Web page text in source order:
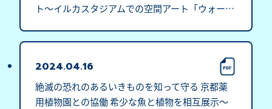
ト～イルカスタジアムでの空間アート「ウォータ
2024.04.16
絶滅の恐れのあるいきものを知って守る 京都薬
用植物園との協働 希少な魚と植物を相互展示～